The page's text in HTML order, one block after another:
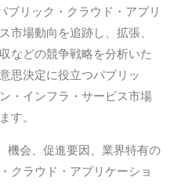
ブリック・クラウド・アプリ
市場動向を追跡し、拡張、
などの競争戦略を分析いた
思決定に役立つパブリッ
・インフラ・サービス市場
す。
機会、促進要因、業界特有の
クラウド・アプリケーショ